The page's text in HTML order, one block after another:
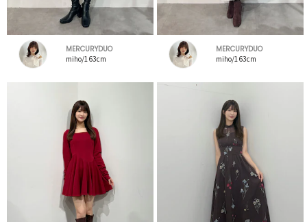
MERCURYDUO
miho/163cm
MERCURYDUO
miho/163cm